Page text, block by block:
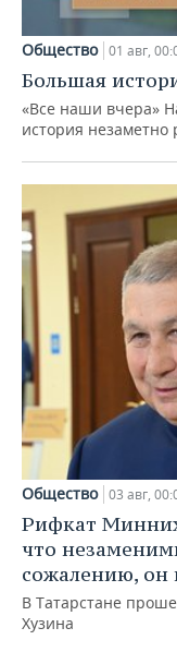
Общество 01 авг,
Большая
«Все наши вчера»
история
Общество 03 авг,
Рифкат
что
сожалению,
В Татарстане
Хузина